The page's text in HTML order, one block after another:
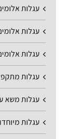
עגלות
עגלות
עגלות
עגלות
עגלות משא
עגלות